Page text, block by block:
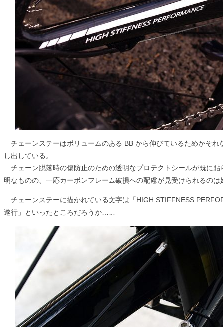
チェーンステーはボリュームのある BB から伸びているためかそれ
し出している。
チェーン脱落時の傷防止のための透明なプロテクトシールが既に
明なものの、一応カーボンフレーム破損への配慮が見受けられるのは
チェーンステーに描かれている文字は「HIGH STIFFNESS
遂行」といったところだろうか……